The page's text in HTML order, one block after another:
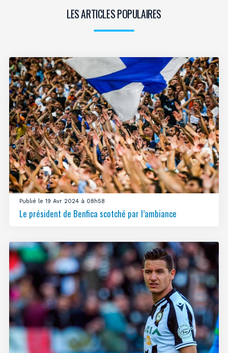
LES ARTICLES POPULAIRES
Publié le 19 Avr 2024 à 08h58
Le président de Benfica scotché par l’ambiance